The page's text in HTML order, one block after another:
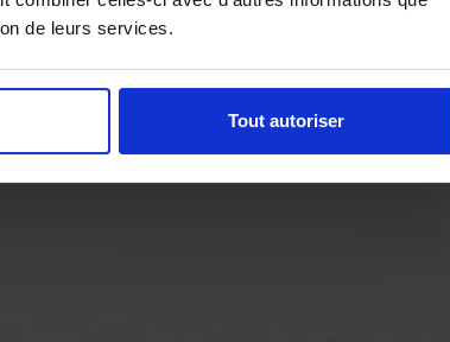
de leurs services.
Tout autoriser